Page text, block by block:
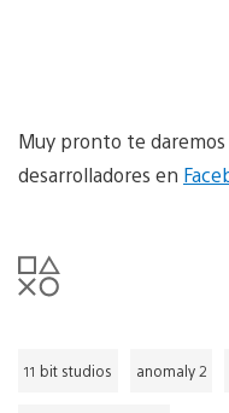
Muy pronto te
desarrolladores en
11 bit studios anomaly 2